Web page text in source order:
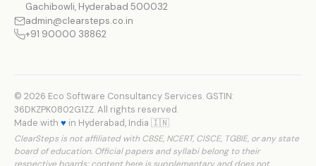
Gachibowli, Hyderabad 500032
admin@clearsteps.co.in
+91 90000 38862
© 2026 Eco Software Consultancy Services. GSTIN:
36DKZPK0802G1ZZ. All rights reserved.
Made with ♥ in Hyderabad, India 🇮🇳
ClearSteps is not affiliated with CBSE, NCERT, CISCE, TGBIE, or any state
board of education. Official papers and syllabi belong to their